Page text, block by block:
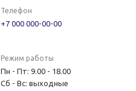
Телефон
+7 000 000-00-00
Режим работы
Пн - Пт: 9.00 - 18.00
Сб - Вс: выходные